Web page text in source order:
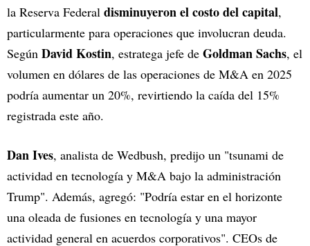
la Reserva Federal disminuyeron el costo del capital,
particularmente para operaciones que involucran deuda.
Según David Kostin, estratega jefe de Goldman Sachs, el
volumen en dólares de las operaciones de M&A en 2025
podría aumentar un 20%, revirtiendo la caída del 15%
registrada este año.
Dan Ives, analista de Wedbush, predijo un "tsunami de
actividad en tecnología y M&A bajo la administración
Trump". Además, agregó: "Podría estar en el horizonte
una oleada de fusiones en tecnología y una mayor
actividad general en acuerdos corporativos". CEOs de